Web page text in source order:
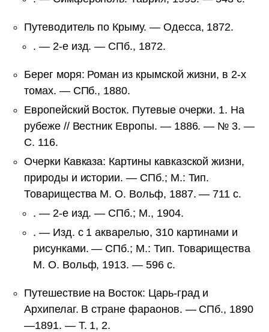
Путеводитель по Крыму. — Одесса, 1872.
. — 2-е изд. — СПб., 1872.
Берег моря: Роман из крымской жизни, в 2-х
томах. — СПб., 1880.
Европейский Восток. Путевые очерки. 1. На
рубеже // Вестник Европы. — 1886. — № 3. —
С. 116.
Очерки Кавказа: Картины кавказской жизни,
природы и истории. — СПб.; М.: Тип.
Товарищества М. О. Вольф, 1887. — 711 с.
. — 2-е изд. — СПб.; М., 1904.
. — Изд. с 1 акварелью, 310 картинами и
рисунками. — СПб.; М.: Тип. Товарищества
М. О. Вольф, 1913. — 596 с.
Путешествие на Восток: Царь-град и
Архипелаг. В стране фараонов. — СПб., 1890
—1891. — Т. 1, 2.